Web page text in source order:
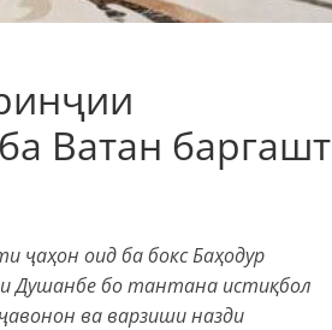
Ватан баргашт
ҷаҳон оид ба бокс Баҳодур
Душанбе бо тантана истиқбол
ва варзиши назди